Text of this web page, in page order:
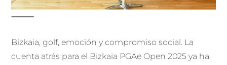
⸻
Bizkaia, golf, emoción y compromiso social. La
cuenta atrás para el Bizkaia PGAe Open 2025 ya ha